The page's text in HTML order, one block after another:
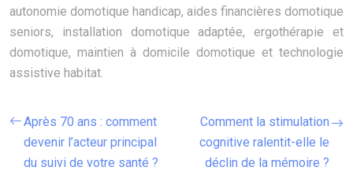
autonomie domotique handicap, aides financières domotique
seniors, installation domotique adaptée, ergothérapie et
domotique, maintien à domicile domotique et technologie
assistive habitat.
Après 70 ans : comment
devenir l’acteur principal
du suivi de votre santé ?
Comment la stimulation
cognitive ralentit-elle le
déclin de la mémoire ?